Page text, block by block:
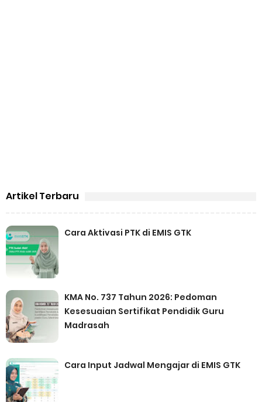
Artikel Terbaru
Cara Aktivasi PTK di EMIS GTK
KMA No. 737 Tahun 2026: Pedoman
Kesesuaian Sertifikat Pendidik Guru
Madrasah
Cara Input Jadwal Mengajar di EMIS GTK